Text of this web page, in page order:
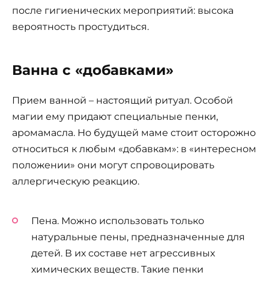
после гигиенических мероприятий: высока
вероятность простудиться.
Ванна с «добавками»
Прием ванной – настоящий ритуал. Особой
магии ему придают специальные пенки,
аромамасла. Но будущей маме стоит осторожно
относиться к любым «добавкам»: в «интересном
положении» они могут спровоцировать
аллергическую реакцию.
Пена. Можно использовать только
натуральные пены, предназначенные для
детей. В их составе нет агрессивных
химических веществ. Такие пенки